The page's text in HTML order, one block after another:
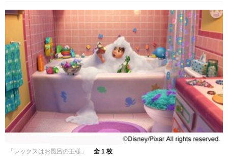
「レックスはお風呂の王様」 全 1 枚